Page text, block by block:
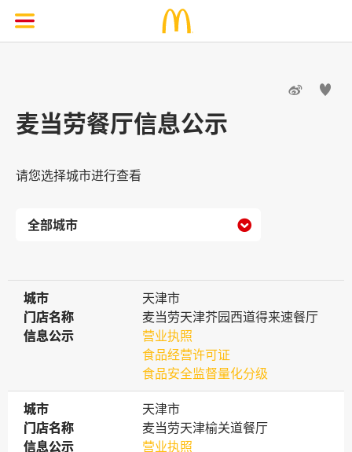
 
麦当劳餐厅信息公示
请您选择城市进行查看

城市
城市
天津市
门店名称
门店名称
麦当劳天津芥园西道得来速餐厅
信息公示
信息公示
营业执照
食品经营许可证
食品安全监督量化分级
城市
城市
天津市
门店名称
门店名称
麦当劳天津榆关道餐厅
信息公示
信息公示
营业执照